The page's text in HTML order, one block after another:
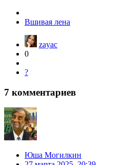
Вшивая лена
zayac
0
?
7 комментариев
Юша Могилкин